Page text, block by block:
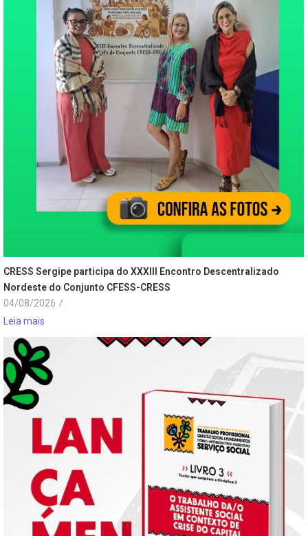
CRESS Sergipe participa do XXXIII Encontro Descentralizado
Nordeste do Conjunto CFESS-CRESS
04/08/2026 /
Leia mais